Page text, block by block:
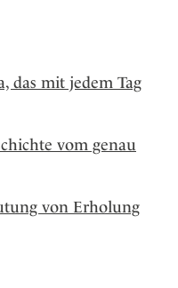
das mit jedem Tag
vom genau
von Erholung